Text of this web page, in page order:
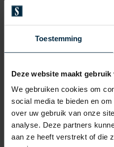
Toestemming
Deze website maakt gebruik
We gebruiken cookies om
social media te bieden en
over uw gebruik van onze
analyse. Deze partners
aan ze heeft verstrekt of die
New Zealand